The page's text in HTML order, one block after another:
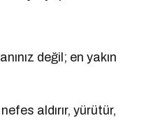
değil; en yakın
aldırır, yürütür,